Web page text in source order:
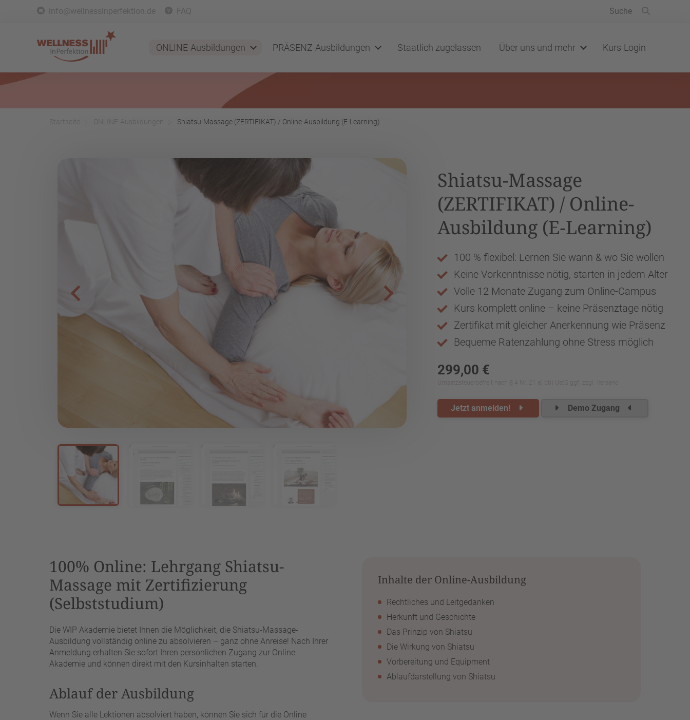
info@wellnessinperfektion.de FAQ
ONLINE-Ausbildungen PRÄSENZ-Ausbildungen Staatlich zugelassen Über uns und mehr Kurs-Login
Startseite ONLINE-Ausbildungen Shiatsu-Massage (ZERTIFIKAT) / Online-Ausbildung (E-Learning)
Shiatsu-Massage
(ZERTIFIKAT) / Online-
Ausbildung (E‑Learning)
100 % flexibel: Lernen Sie wann & wo Sie wollen
Keine Vorkenntnisse nötig, starten in jedem Alter
Volle 12 Monate Zugang zum Online-Campus
Kurs komplett online – keine Präsenztage nötig
Zertifikat mit gleicher Anerkennung wie Präsenz
Bequeme Ratenzahlung ohne Stress möglich
299,00 €
Umsatzsteuerbefreit nach § 4 Nr. 21 a) bb) UstG ggf. zzgl. Versand
Jetzt anmelden! Demo Zugang
100% Online: Lehrgang Shiatsu-
Massage mit Zertifizierung
(Selbststudium)
Die WIP Akademie bietet Ihnen die Möglichkeit, die Shiatsu-Massage-
Ausbildung vollständig online zu absolvieren – ganz ohne Anreise! Nach Ihrer
Anmeldung erhalten Sie sofort Ihren persönlichen Zugang zur Online-
Akademie und können direkt mit den Kursinhalten starten.
Ablauf der Ausbildung
Wenn Sie alle Lektionen absolviert haben, können Sie sich für die Online
Inhalte der Online-Ausbildung
Rechtliches und Leitgedanken
Herkunft und Geschichte
Das Prinzip von Shiatsu
Die Wirkung von Shiatsu
Vorbereitung und Equipment
Ablaufdarstellung von Shiatsu